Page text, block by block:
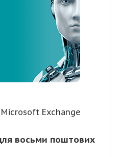
Exchange
восьми поштових